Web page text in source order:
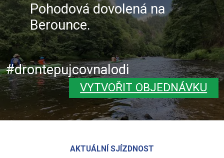
Pohodová dovolená na
Berounce.
#drontepujcovnalodi
VYTVOŘIT OBJEDNÁVKU
AKTUÁLNÍ SJÍZDNOST